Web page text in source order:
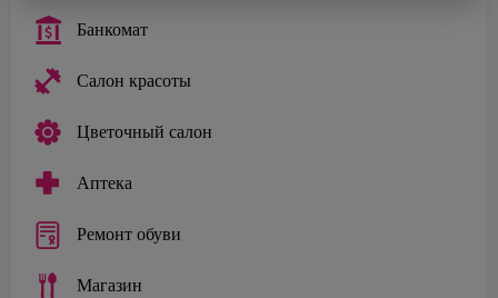
Банкомат
Салон красоты
Цветочный салон
Аптека
Ремонт обуви
Магазин